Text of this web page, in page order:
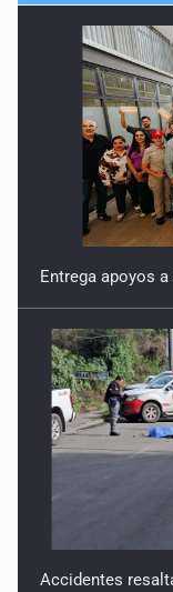
Accidentes
Llaman a